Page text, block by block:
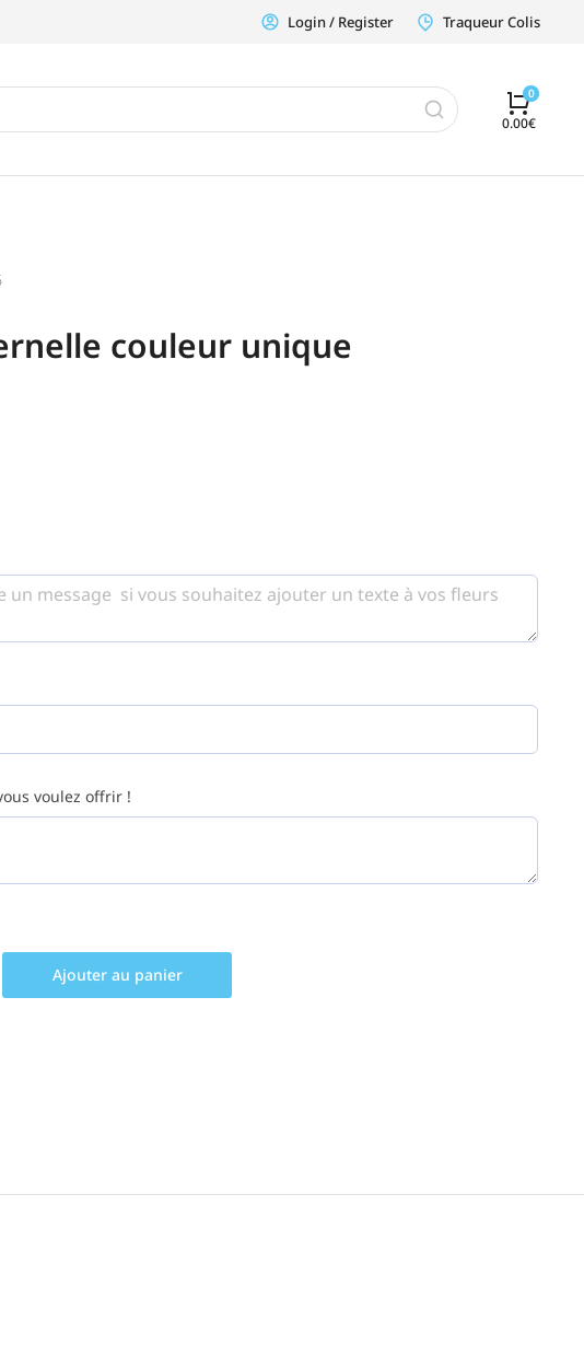
Login / Register Traqueur Colis
0.00€
couleur unique
voulez offrir !
Ajouter au panier